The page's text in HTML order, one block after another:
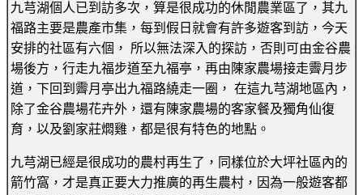
九芎湖個人已到訪多次，算是很成功的休閒農業區了，其九
福路主要是農產市集，每到假日就會有許多遊客到訪，今天
安排的社區有六個， 所以無法深入的探訪，否則可由金谷農
場後方，行走九福步道至九福亭，再由陳家農場接走霽月步
道，下回到霽月亭出九福路繞走一圈， 在這九芎湖地區內，
除了金谷農場花卉外，還有陳家農場的客家餐及獨角仙復
育，以及劉家莊燜雞，都是很有特色的地點。
九芎湖已經是很成功的農村再生了，同樣位於大坪社區內的
箭竹窩，才是真正要大力推廣的再生農村，因為一般遊客都